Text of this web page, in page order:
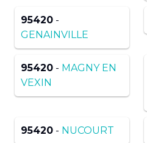
95420 -
GENAINVILLE
95420 - MAGNY EN
VEXIN
95420 - NUCOURT